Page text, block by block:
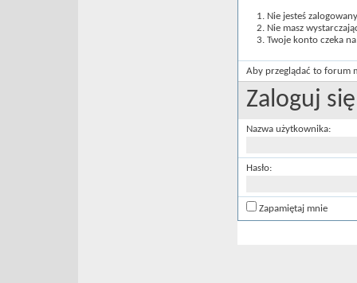
Nie jesteś
Nie masz
Twoje konto czeka
Aby przeglądać to forum
Zaloguj się
Nazwa użytkownika:
Hasło:
Zapamiętaj mnie